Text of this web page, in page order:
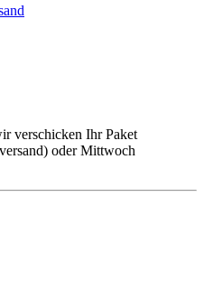
verschicken Ihr Paket
oder Mittwoch